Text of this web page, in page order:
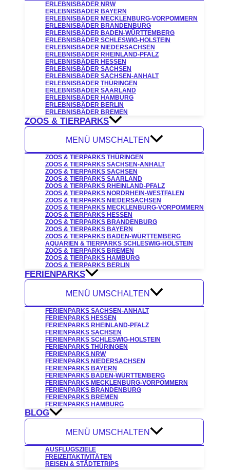
ERLEBNISBÄDER NRW
ERLEBNISBÄDER BAYERN
ERLEBNISBÄDER MECKLENBURG-VORPOMMERN
ERLEBNISBÄDER BRANDENBURG
ERLEBNISBÄDER BADEN-WÜRTTEMBERG
ERLEBNISBÄDER SCHLESWIG-HOLSTEIN
ERLEBNISBÄDER NIEDERSACHSEN
ERLEBNISBÄDER RHEINLAND-PFALZ
ERLEBNISBÄDER HESSEN
ERLEBNISBÄDER SACHSEN
ERLEBNISBÄDER SACHSEN-ANHALT
ERLEBNISBÄDER THÜRINGEN
ERLEBNISBÄDER SAARLAND
ERLEBNISBÄDER HAMBURG
ERLEBNISBÄDER BERLIN
ERLEBNISBÄDER BREMEN
ZOOS & TIERPARKS
MENÜ UMSCHALTEN
ZOOS & TIERPARKS THÜRINGEN
ZOOS & TIERPARKS SACHSEN-ANHALT
ZOOS & TIERPARKS SACHSEN
ZOOS & TIERPARKS SAARLAND
ZOOS & TIERPARKS RHEINLAND-PFALZ
ZOOS & TIERPARKS NORDRHEIN-WESTFALEN
ZOOS & TIERPARKS NIEDERSACHSEN
ZOOS & TIERPARKS MECKLENBURG-VORPOMMERN
ZOOS & TIERPARKS HESSEN
ZOOS & TIERPARKS BRANDENBURG
ZOOS & TIERPARKS BAYERN
ZOOS & TIERPARKS BADEN-WÜRTTEMBERG
AQUARIEN & TIERPARKS SCHLESWIG-HOLSTEIN
ZOOS & TIERPARKS BREMEN
ZOOS & TIERPARKS HAMBURG
ZOOS & TIERPARKS BERLIN
FERIENPARKS
MENÜ UMSCHALTEN
FERIENPARKS SACHSEN-ANHALT
FERIENPARKS HESSEN
FERIENPARKS RHEINLAND-PFALZ
FERIENPARKS SACHSEN
FERIENPARKS SCHLESWIG-HOLSTEIN
FERIENPARKS THÜRINGEN
FERIENPARKS NRW
FERIENPARKS NIEDERSACHSEN
FERIENPARKS BAYERN
FERIENPARKS BADEN-WÜRTTEMBERG
FERIENPARKS MECKLENBURG-VORPOMMERN
FERIENPARKS BRANDENBURG
FERIENPARKS BREMEN
FERIENPARKS HAMBURG
BLOG
MENÜ UMSCHALTEN
AUSFLUGSZIELE
FREIZEITAKTIVITÄTEN
REISEN & STÄDTETRIPS